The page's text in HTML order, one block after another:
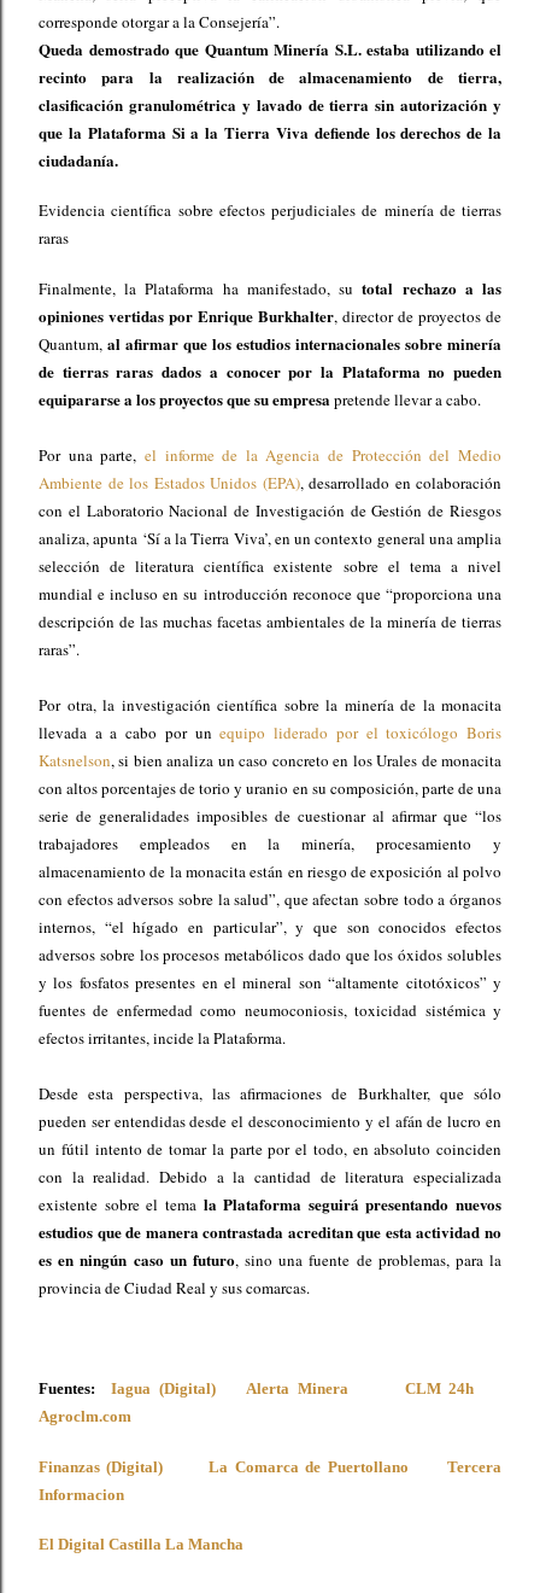
corresponde otorgar a la Consejería”.
Queda demostrado que Quantum Minería S.L. estaba utilizando el
recinto para la realización de almacenamiento de tierra,
clasificación granulométrica y lavado de tierra sin autorización y
que la Plataforma Si a la Tierra Viva defiende los derechos de la
ciudadanía.
Evidencia científica sobre efectos perjudiciales de minería de tierras
raras
Finalmente, la Plataforma ha manifestado, sutotal rechazo a las
opiniones vertidas por Enrique Burkhalter, director de proyectos de
Quantum, al afirmar que los estudios internacionales sobre minería
de tierras raras dados a conocer por la Plataforma no pueden
equipararse a los proyectos que su empresapretende llevar a cabo.
Por una parte, el informe de la Agencia de Protección del Medio
Ambiente de los Estados Unidos (EPA), desarrollado en colaboración
con el Laboratorio Nacional de Investigación de Gestión de Riesgos
analiza, apunta ‘Sí a la Tierra Viva’, en un contexto general una amplia
selección de literatura científica existente sobre el tema a nivel
mundial e incluso en su introducción reconoce que “proporciona una
descripción de las muchas facetas ambientales de la minería de tierras
raras”.
Por otra, la investigación científica sobre la minería de la monacita
llevada a a cabo por unequipo liderado por el toxicólogo Boris
Katsnelson, si bien analiza un caso concreto en los Urales de monacita
con altos porcentajes de torio y uranio en su composición, parte de una
serie de generalidades imposibles de cuestionar al afirmar que “los
trabajadores empleados en la minería, procesamiento y
almacenamiento de la monacita están en riesgo de exposición al polvo
con efectos adversos sobre la salud”, que afectan sobre todo a órganos
internos, “el hígado en particular”, y que son conocidos efectos
adversos sobre los procesos metabólicos dado que los óxidos solubles
y los fosfatos presentes en el mineral son “altamente citotóxicos” y
fuentes de enfermedad como neumoconiosis, toxicidad sistémica y
efectos irritantes, incide la Plataforma.
Desde esta perspectiva, las afirmaciones de Burkhalter, que sólo
pueden ser entendidas desde el desconocimiento y el afán de lucro en
un fútil intento de tomar la parte por el todo, en absoluto coinciden
con la realidad. Debido a la cantidad de literatura especializada
existente sobre el tema la Plataforma seguirá presentando nuevos
estudios que de manera contrastada acreditan que esta actividad no
es en ningún caso un futuro, sino una fuente de problemas, para la
provincia de Ciudad Real y sus comarcas.
Fuentes: Iagua (Digital) Alerta Minera
CLM 24h
Agroclm.com
Finanzas (Digital) La Comarca de Puertollano
Tercera
Informacion
El Digital Castilla La Mancha